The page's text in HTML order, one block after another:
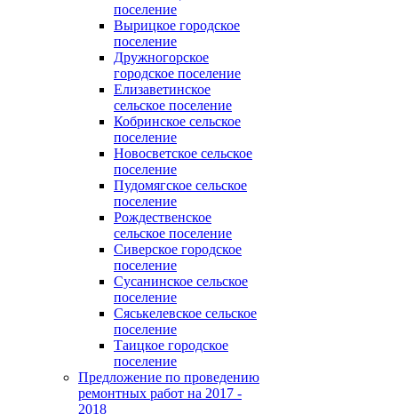
поселение
Вырицкое городское
поселение
Дружногорское
городское поселение
Елизаветинское
сельское поселение
Кобринское сельское
поселение
Новосветское сельское
поселение
Пудомягское сельское
поселение
Рождественское
сельское поселение
Сиверское городское
поселение
Сусанинское сельское
поселение
Сяськелевское сельское
поселение
Таицкое городское
поселение
Предложение по проведению
ремонтных работ на 2017 -
2018